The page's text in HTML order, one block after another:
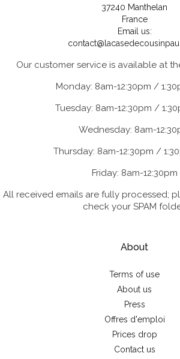
37240 Manthelan
France
Email us:
Our customer service is available at
Monday: 8am-12:30pm /
Tuesday: 8am-12:30pm /
Wednesday: 8am-
Thursday: 8am-12:30pm /
Friday: 8am-12:30pm
All received emails are fully processed;
check your SPAM
About
Terms of use
About us
Press
Offres d'emploi
Prices drop
Contact us